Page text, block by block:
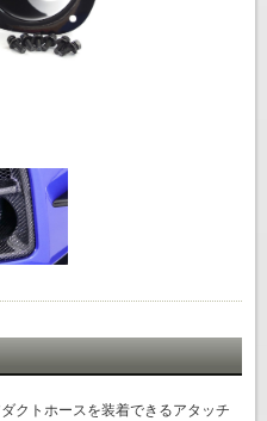
クトホースを装着できるアタッチ